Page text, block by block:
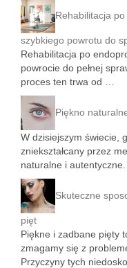
Rehabilitacja
szybkiego powrotu do
Rehabilitacja po
powrocie do pełnej
proces ten trwa od …
Piękno
W dzisiejszym świecie,
zniekształcany przez
naturalne i autentyczne.
Skuteczne
pięt
Piękne i zadbane pięty
zmagamy się z
Przyczyny tych